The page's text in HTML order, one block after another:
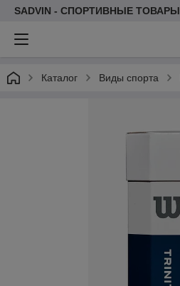
SADVIN - СПОРТИВНЫЕ ТОВАРЫ
Каталог Виды спорта